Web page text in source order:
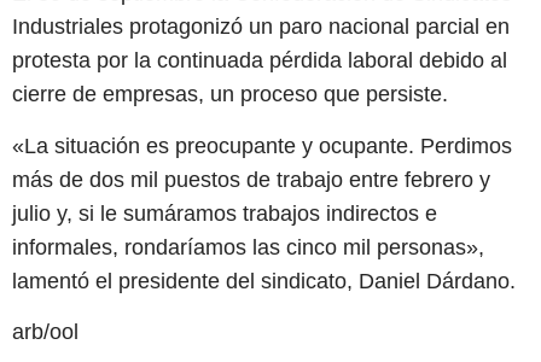
Industriales protagonizó un paro nacional parcial en
protesta por la continuada pérdida laboral debido al
cierre de empresas, un proceso que persiste.
«La situación es preocupante y ocupante. Perdimos
más de dos mil puestos de trabajo entre febrero y
julio y, si le sumáramos trabajos indirectos e
informales, rondaríamos las cinco mil personas»,
lamentó el presidente del sindicato, Daniel Dárdano.
arb/ool